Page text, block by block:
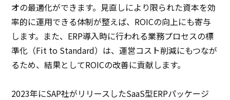
オの最適化ができます。見直しにより限られた資本を効
率的に運用できる体制が整えば、ROICの向上にも寄与
します。また、ERP導入時に行われる業務プロセスの標
準化（Fit to Standard）は、運営コスト削減にもつなが
るため、結果としてROICの改善に貢献します。
2023年にSAP社がリリースしたSaaS型ERPパッケージ